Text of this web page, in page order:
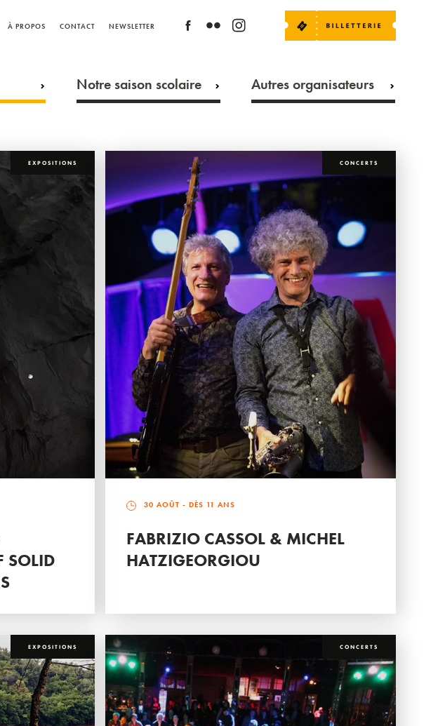
À PROPOS CONTACT NEWSLETTER
Notre saison scolaire Autres organisateurs
EXPOSITIONS
SOLID
CONCERTS
30 AOÛT - DÈS 11 ANS
FABRIZIO CASSOL & MICHEL
HATZIGEORGIOU
EXPOSITIONS CONCERTS